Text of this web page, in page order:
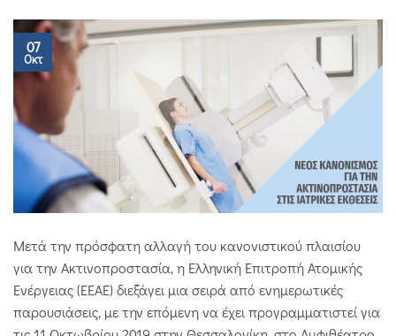
07
Οκτ
Μετά την πρόσφατη αλλαγή του κανονιστικού πλαισίου
για την Ακτινοπροστασία, η Ελληνική Επιτροπή Ατομικής
Ενέργειας (ΕΕΑΕ) διεξάγει μια σειρά από ενημερωτικές
παρουσιάσεις, με την επόμενη να έχει προγραμματιστεί για